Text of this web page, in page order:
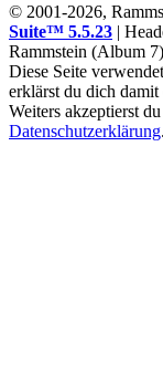
© 2001-2026,
Suite™ 5.5.23 |
Rammstein (Album
Diese Seite
erklärst du dich damit
Weiters akzeptierst
Datenschutzerklärung.